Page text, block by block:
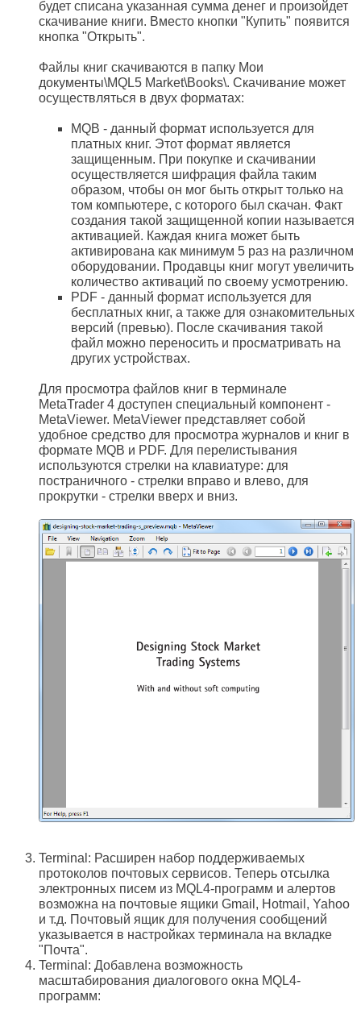
будет списана указанная сумма денег и произойдет
скачивание книги. Вместо кнопки "Купить" появится
кнопка "Открыть".
Файлы книг скачиваются в папку Мои
документы\MQL5 Market\Books\. Скачивание может
осуществляться в двух форматах:
MQB - данный формат используется для
платных книг. Этот формат является
защищенным. При покупке и скачивании
осуществляется шифрация файла таким
образом, чтобы он мог быть открыт только на
том компьютере, с которого был скачан. Факт
создания такой защищенной копии называется
активацией. Каждая книга может быть
активирована как минимум 5 раз на различном
оборудовании. Продавцы книг могут увеличить
количество активаций по своему усмотрению.
PDF - данный формат используется для
бесплатных книг, а также для ознакомительных
версий (превью). После скачивания такой
файл можно переносить и просматривать на
других устройствах.
Для просмотра файлов книг в терминале
MetaTrader 4 доступен специальный компонент -
MetaViewer. MetaViewer представляет собой
удобное средство для просмотра журналов и книг в
формате MQB и PDF. Для перелистывания
используются стрелки на клавиатуре: для
постраничного - стрелки вправо и влево, для
прокрутки - стрелки вверх и вниз.
Terminal: Расширен набор поддерживаемых
протоколов почтовых сервисов. Теперь отсылка
электронных писем из MQL4-программ и алертов
возможна на почтовые ящики Gmail, Hotmail, Yahoo
и т.д. Почтовый ящик для получения сообщений
указывается в настройках терминала на вкладке
"Почта".
Terminal: Добавлена возможность
масштабирования диалогового окна MQL4-
программ: